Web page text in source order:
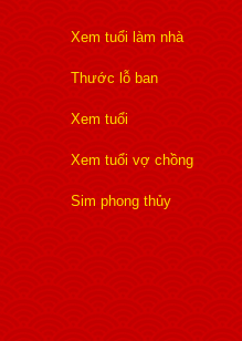
Xem tuổi làm nhà
Thước lỗ ban
Xem tuổi
Xem tuổi vợ chồng
Sim phong thủy